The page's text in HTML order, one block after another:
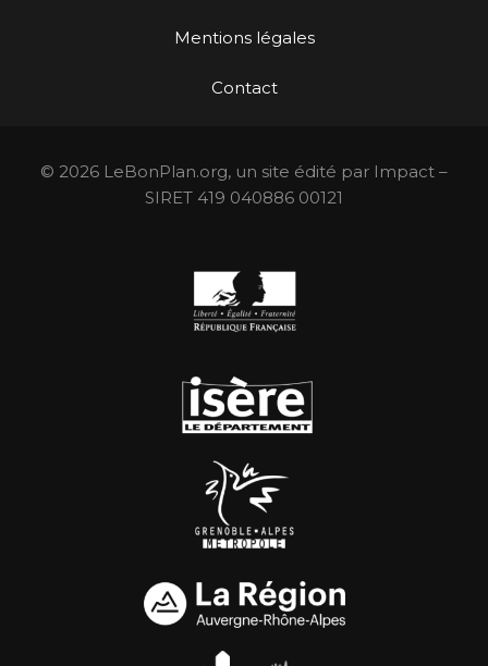
Mentions légales
Contact
© 2026 LeBonPlan.org, un site édité par Impact –
SIRET 419 040886 00121